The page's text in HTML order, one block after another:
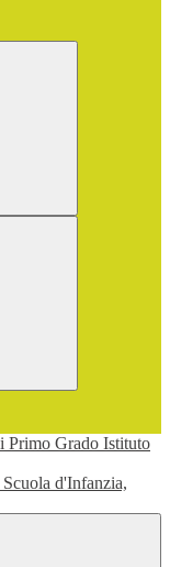
Scuola d'Infanzia,